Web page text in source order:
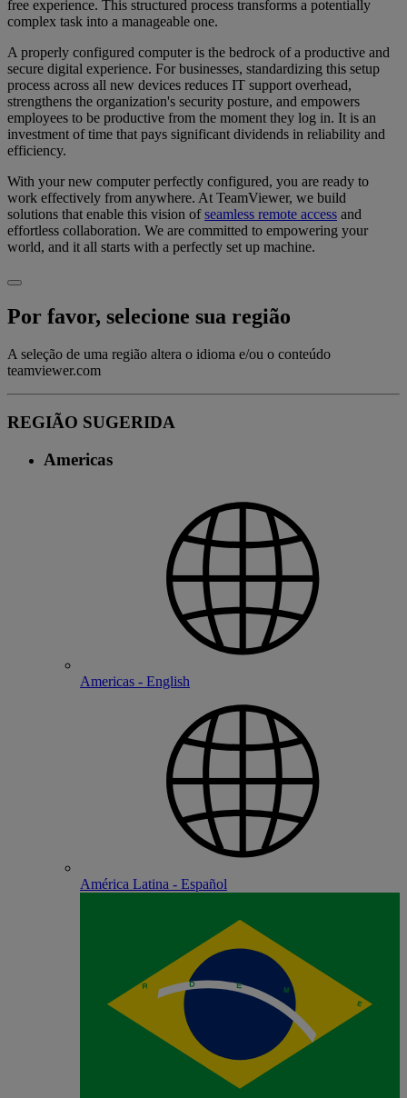
free experience. This structured process transforms a potentially
complex task into a manageable one.
A properly configured computer is the bedrock of a productive and
secure digital experience. For businesses, standardizing this setup
process across all new devices reduces IT support overhead,
strengthens the organization's security posture, and empowers
employees to be productive from the moment they log in. It is an
investment of time that pays significant dividends in reliability and
efficiency.
With your new computer perfectly configured, you are ready to
work effectively from anywhere. At TeamViewer, we build
solutions that enable this vision ofseamless remote access and
effortless collaboration. We are committed to empowering your
world, and it all starts with a perfectly set up machine.
Por favor, selecione sua região
A seleção de uma região altera o idioma e/ou o conteúdo
teamviewer.com
REGIÃO SUGERIDA
Americas
Americas - English
América Latina - Español